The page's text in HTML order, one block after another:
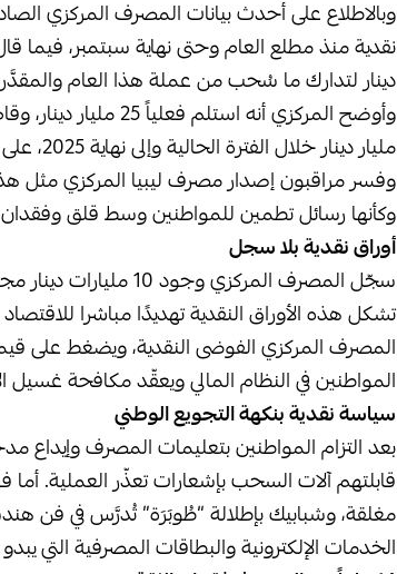
دينار لتدارك ما سُحب من عملة هذا العام والمقدَّر بـ47 مليار دينار لتشمل كافة
مليار دينار خلال الفترة الحالية وإلى نهاية 2025، على أن يستلم 21 مليار دينار إضافية في 2026.
وكأنها رسائل تطمين للمواطنين وسط قلق وفقدان
أوراق نقدية بلا سجل
سجّل المصرف المركزي
تشكل هذه الأوراق النقدية تهديدًا مباشرا
المصرف المركزي الفوضى النقدية، ويضغط على
المواطنين في النظام المالي ويعقّد مكافحة غسيل
سياسة نقدية بنكهة التجويع الوطني
بعد التزام المواطنين بتعليمات المصرف وإيداع
قابلتهم آلات السحب بإشعارات تعذّر العملية.
مغلقة، وشبابيك بإطلالة “طُوبَرَة” تُدرَّس في فن
الخدمات الإلكترونية والبطاقات المصرفية التي